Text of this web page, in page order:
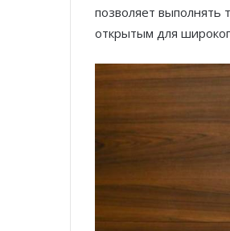
позволяет выполнять
открытым для